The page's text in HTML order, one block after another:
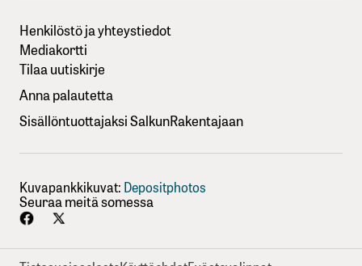
Henkilöstö ja yhteystiedot
Mediakortti
Tilaa uutiskirje
Anna palautetta
Sisällöntuottajaksi SalkunRakentajaan
Kuvapankkikuvat: Depositphotos
Seuraa meitä somessa